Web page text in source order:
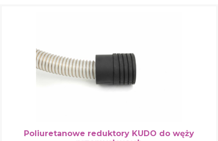
Poliuretanowe reduktory KUDO do węży